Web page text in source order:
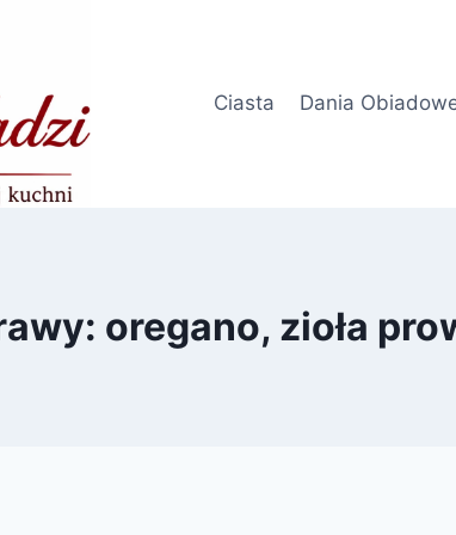
Ciasta
Dania
oregano, zioła